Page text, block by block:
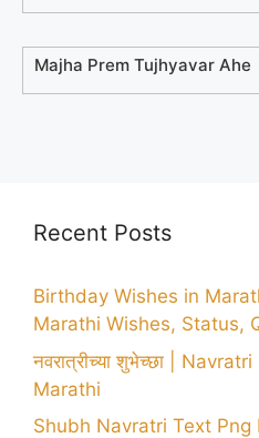
Majha Prem Tujhyavar Ahe
Recent Posts
Birthday Wishes in
Marathi Wishes, Status,
नवरात्रीच्या शुभेच्छा |
Marathi
Shubh Navratri Text Png